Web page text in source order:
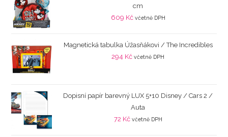
cm
609 Kč včetně DPH
Magnetická tabulka Úžasňákovi / The Incredibles
294 Kč včetně DPH
Dopisní papír barevný LUX 5+10 Disney / Cars 2 /
Auta
72 Kč včetně DPH